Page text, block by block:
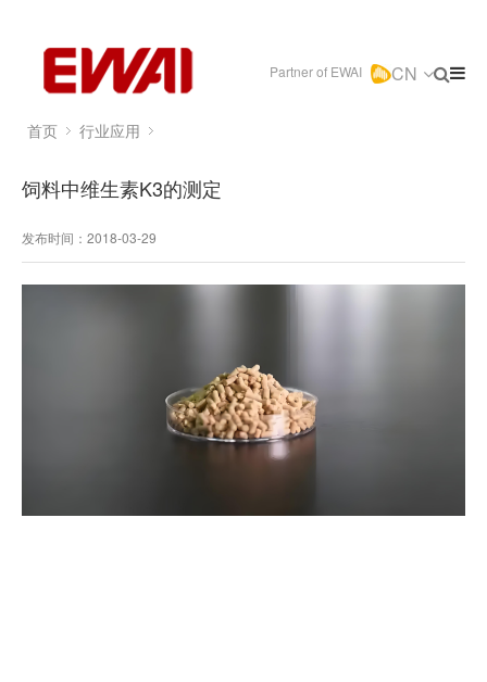
Partner of EWAI CN
首页 行业应用
饲料中维生素K3的测定
发布时间：2018-03-29